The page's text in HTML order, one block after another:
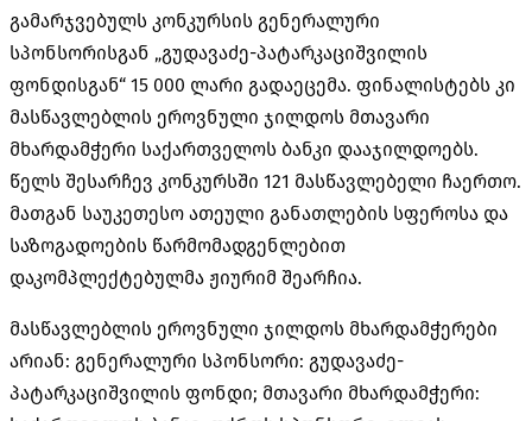
გამარჯვებულს კონკურსის გენერალური
სპონსორისგან „გუდავაძე-პატარკაციშვილის
ფონდისგან“ 15 000 ლარი გადაეცემა. ფინალისტებს კი
მასწავლებლის ეროვნული ჯილდოს მთავარი
მხარდამჭერი საქართველოს ბანკი დააჯილდოებს.
წელს შესარჩევ კონკურსში 121 მასწავლებელი ჩაერთო.
მათგან საუკეთესო ათეული განათლების სფეროსა და
საზოგადოების წარმომადგენლებით
დაკომპლექტებულმა ჟიურიმ შეარჩია.
მასწავლებლის ეროვნული ჯილდოს მხარდამჭერები
არიან: გენერალური სპონსორი: გუდავაძე-
პატარკაციშვილის ფონდი; მთავარი მხარდამჭერი: